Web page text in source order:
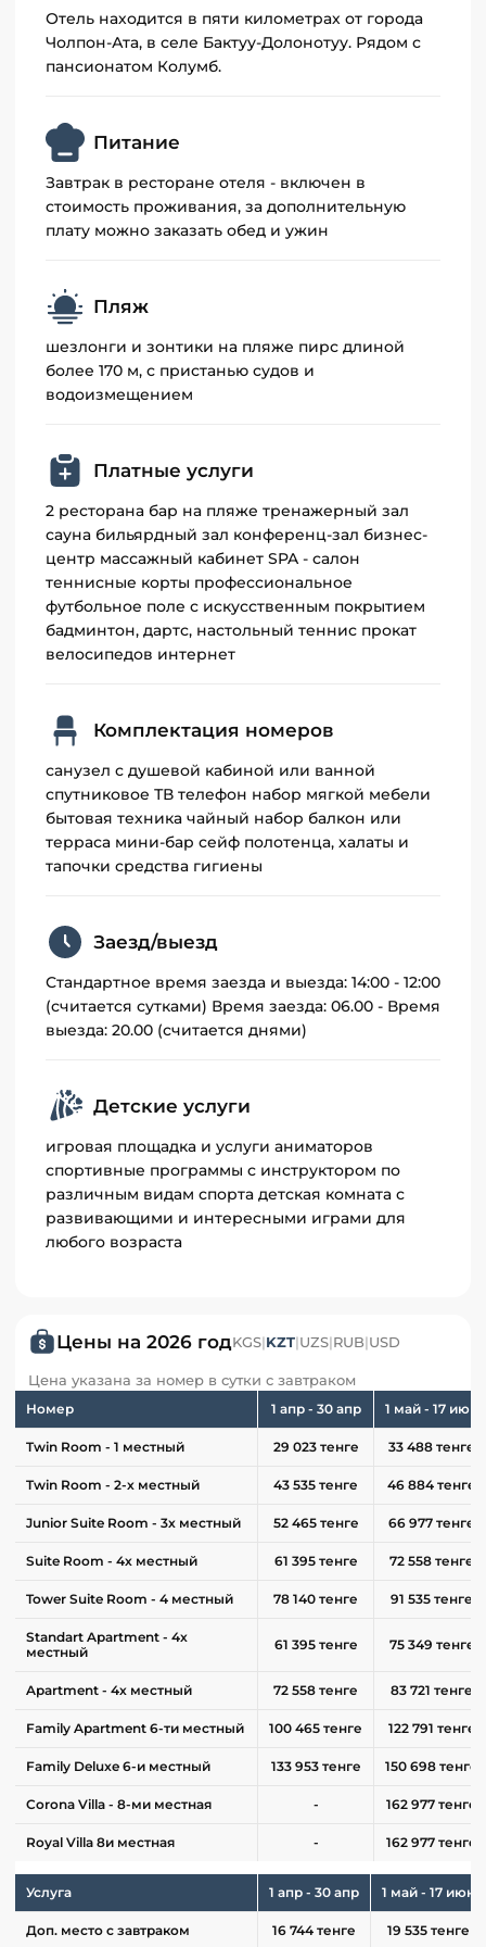
круглогодичной охраной и бесплатной
автостоянкой.
Отель находится в пяти километрах от города
Чолпон-Ата, в селе Бактуу-Долонотуу. Рядом с
пансионатом Колумб.
Питание
Завтрак в ресторане отеля - включен в
стоимость проживания, за дополнительную
плату можно заказать обед и ужин
Пляж
шезлонги и зонтики на пляже пирс длиной
более 170 м, с пристанью судов и
водоизмещением
Платные услуги
2 ресторана бар на пляже тренажерный зал
сауна бильярдный зал конференц-зал бизнес-
центр массажный кабинет SPA - салон
теннисные корты профессиональное
футбольное поле с искусственным покрытием
бадминтон, дартс, настольный теннис прокат
велосипедов интернет
Комплектация номеров
санузел с душевой кабиной или ванной
спутниковое ТВ телефон набор мягкой мебели
бытовая техника чайный набор балкон или
терраса мини-бар сейф полотенца, халаты и
тапочки средства гигиены
Заезд/выезд
Стандартное время заезда и выезда: 14:00 - 12:00
(считается сутками) Время заезда: 06.00 - Время
выезда: 20.00 (считается днями)
Детские услуги
игровая площадка и услуги аниматоров
спортивные программы с инструктором по
различным видам спорта детская комната с
развивающими и интересными играми для
любого возраста
Цены на 2026 годKGS|KZT|UZS|RUB|USD
Цена указана за номер в сутки с завтраком
Номер 1 апр - 30 апр 1 май - 17 июн
Twin Room - 1 местный 29 023 тенге 33 488 тенге
Twin Room - 2-х местный 43 535 тенге 46 884 тенге
Junior Suite Room - 3х местный 52 465 тенге 66 977 тенге
Suite Room - 4х местный 61 395 тенге 72 558 тенге
Tower Suite Room - 4 местный 78 140 тенге 91 535 тенге
Standart Apartment - 4х
местный
61 395 тенге 75 349 тенге
Apartment - 4х местный 72 558 тенге 83 721 тенге
Family Apartment 6-ти местный 100 465 тенге 122 791 тенге
Family Deluxe 6-и местный 133 953 тенге 150 698 тенге
Corona Villa - 8-ми местная - 162 977 тенге
Royal Villa 8и местная - 162 977 тенге
Услуга 1 апр - 30 апр 1 май - 17 июн
Доп. место с завтраком 16 744 тенге 19 535 тенге